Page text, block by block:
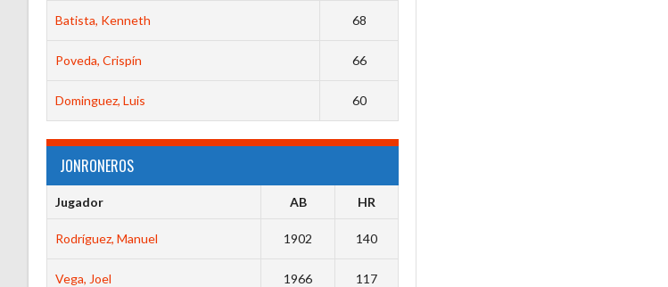
Batista, Kenneth 68
Poveda, Crispín 66
Dominguez, Luis 60
JONRONEROS
Jugador AB HR
Rodríguez, Manuel 1902 140
Vega, Joel 1966 117